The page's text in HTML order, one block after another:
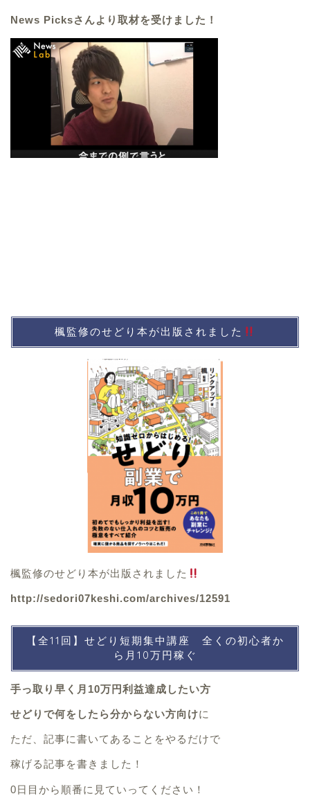
News Picksさんより取材を受けました！
楓監修のせどり本が出版されました
楓監修のせどり本が出版されました
http://sedori07keshi.com/archives/12591
【全11回】せどり短期集中講座 全くの初心者か
ら月10万円稼ぐ
手っ取り早く月10万円利益達成したい方
せどりで何をしたら分からない方向けに
ただ、記事に書いてあることをやるだけで
稼げる記事を書きました！
0日目から順番に見ていってください！